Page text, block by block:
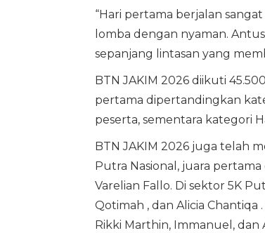
“Hari pertama berjalan
lomba dengan nyaman.
sepanjang lintasan yang
BTN JAKIM 2026 diikuti
pertama dipertandingkan
peserta, sementara kategori
BTN JAKIM 2026 juga telah
Putra Nasional, juara
Varelian Fallo. Di sektor 5K
Qotimah , dan Alicia Chantiqa
Rikki Marthin, Immanuel,